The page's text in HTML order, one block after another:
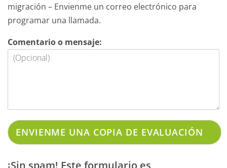
migración – Envienme un correo electrónico para
programar una llamada.
Comentario o mensaje:
ENVIENME UNA COPIA DE EVALUACIÓN
¡Sin spam! Este formulario es